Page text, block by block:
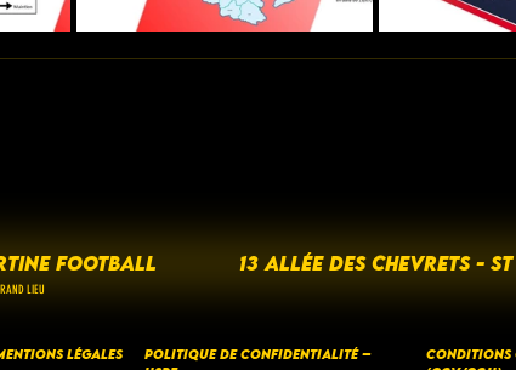
FOOTBALL 13 ALLÉE DES CHEVRETS -
LIEU
Légales
Politique de Confidentialité –
CONDITIONS